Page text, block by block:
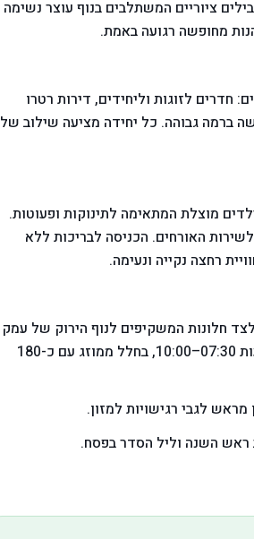
ציוריים המשתלבים בנוף עוצר נשימה
מחופשה רגועה באמת.
חדרים לזוגות וליחידים, דירות רטרו
ברמה גבוהה. כל יחידה מציעה שילוב של
חצי אולימפית באורך 25 מטר ובריכת ילדים מוצלת המתאימה לתינוקות ופעוטות.
האורחים. הכניסה לבריכות ללא
רחצה נקייה ונעימה.
חלונות המשקיפים לנוף הירוק של עמק
החולה והרי נפתלי. הארוחה מוגשת בסגנון גלילי עשיר ומגוון בין השעות 07:30–10:00, בחלל ממוזג עם כ-180
לגבי רגישויות למזון.
ראש השנה וליל הסדר בפסח.